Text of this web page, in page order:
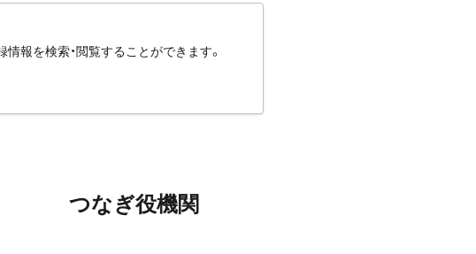
報を検索・閲覧することができます。
つなぎ役機関